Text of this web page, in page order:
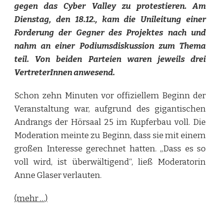
gegen das Cyber Valley zu protestieren. Am
Dienstag, den 18.12., kam die Unileitung einer
Forderung der Gegner des Projektes nach und
nahm an einer Podiumsdiskussion zum Thema
teil. Von beiden Parteien waren jeweils drei
VertreterInnen anwesend.
Schon zehn Minuten vor offiziellem Beginn der
Veranstaltung war, aufgrund des gigantischen
Andrangs der Hörsaal 25 im Kupferbau voll. Die
Moderation meinte zu Beginn, dass sie mit einem
großen Interesse gerechnet hatten. „Dass es so
voll wird, ist überwältigend“, ließ Moderatorin
Anne Glaser verlauten.
(mehr …)